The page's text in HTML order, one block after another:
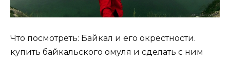
Что посмотреть: Байкал и его окрестности.
купить байкальского омуля и сделать с ним